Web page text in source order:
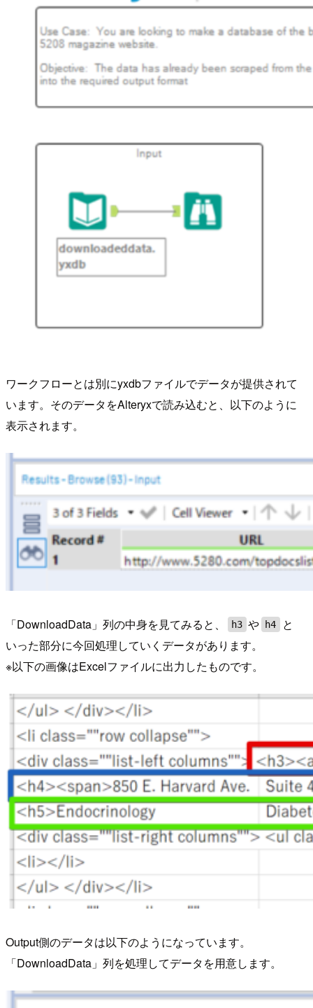
ワークフローとは別にyxdbファイルでデータが提供されて
います。そのデータをAlteryxで読み込むと、以下のように
表示されます。
「DownloadData」列の中身を見てみると、 h3 や h4
と
いった部分に今回処理していくデータがあります。
※以下の画像はExcelファイルに出力したものです。
Output側のデータは以下のようになっています。
「DownloadData」列を処理してデータを用意します。